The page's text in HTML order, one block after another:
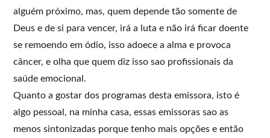
alguém próximo, mas, quem depende tão somente de
Deus e de si para vencer, irá a luta e não irá ficar doente
se remoendo em ódio, isso adoece a alma e provoca
câncer, e olha que quem diz isso sao profissionais da
saúde emocional.
Quanto a gostar dos programas desta emissora, isto é
algo pessoal, na minha casa, essas emissoras sao as
menos sintonizadas porque tenho mais opções e então